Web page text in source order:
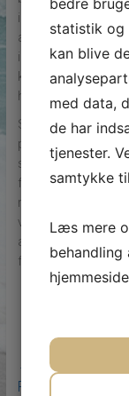
inspektion kan
alder og
inspektion sikrer,
kontrolleret, og at
hurtigt.
Sammenfattende
proces for at
sikkert over tid.
følge en
risikoen for
vindenergianlæg.
af den
fremtidens
←
Professionel
Rent og Pænt Hjem
statistik og
kan blive
med data,
de har
tjenester.
samtykke
Læs mere
behandling